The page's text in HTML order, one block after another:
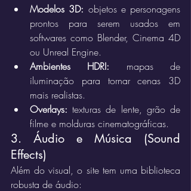
Modelos 3D: objetos e personagens
prontos para serem usados em
softwares como Blender, Cinema 4D
ou Unreal Engine.
Ambientes HDRI: mapas de
iluminação para tornar cenas 3D
mais realistas.
Overlays: texturas de lente, grão de
filme e molduras cinematográficas.
3. Áudio e Música (Sound
Effects)
Além do visual, o site tem uma biblioteca
robusta de áudio: